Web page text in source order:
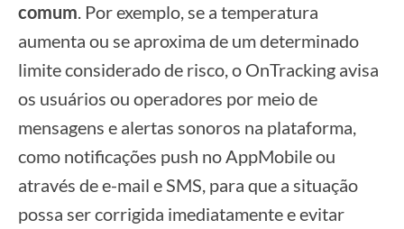
comum. Por exemplo, se a temperatura
aumenta ou se aproxima de um determinado
limite considerado de risco, o OnTracking avisa
os usuários ou operadores por meio de
mensagens e alertas sonoros na plataforma,
como notificações push no AppMobile ou
através de e-mail e SMS, para que a situação
possa ser corrigida imediatamente e evitar